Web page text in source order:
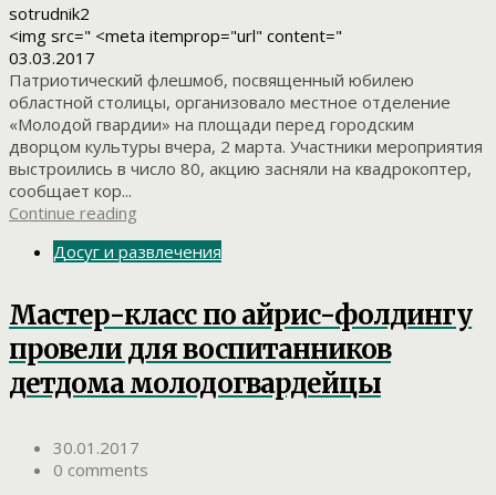
sotrudnik2
<img src=" <meta itemprop="url" content="
03.03.2017
Патриотический флешмоб, посвященный юбилею
областной столицы, организовало местное отделение
«Молодой гвардии» на площади перед городским
дворцом культуры вчера, 2 марта. Участники мероприятия
выстроились в число 80, акцию засняли на квадрокоптер,
сообщает кор...
Continue reading
Досуг и развлечения
Мастер-класс по айрис-фолдингу
провели для воспитанников
детдома молодогвардейцы
30.01.2017
0 comments